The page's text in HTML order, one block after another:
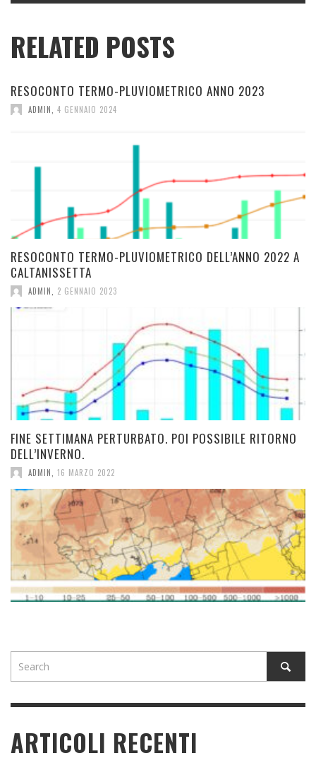
RELATED POSTS
RESOCONTO TERMO-PLUVIOMETRICO ANNO 2023
ADMIN, 4 GENNAIO 2024
RESOCONTO TERMO-PLUVIOMETRICO DELL’ANNO 2022 A
CALTANISSETTA
ADMIN 2 GENNAIO 2023
FINE SETTIMANA PERTURBATO. POI POSSIBILE RITORNO
DELL’INVERNO.
ADMIN 16 MARZO 2022
ARTICOLI RECENTI